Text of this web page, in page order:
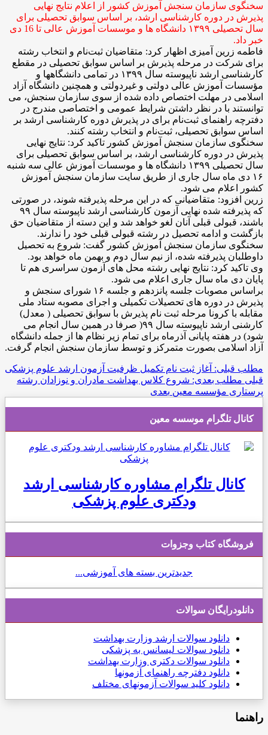
سخنگوی سازمان سنجش آموزش کشور از اعلام نتایج نهایی
پذیرش در دوره کارشناسی ارشد، بر اساس سوابق تحصیلی برای
سال تحصیلی ۱۳۹۹ دانشگاه ها و موسسات آموزش عالی تا 16 دی
خبر داد.
فاطمه زرین آمیزی اظهار کرد: متقاضیان ثبت‌نام و انتخاب رشته
برای شرکت در مرحله پذیرش بر اساس سوابق تحصیلی در مقطع
کارشناسی ارشد ناپیوسته سال ۱۳۹۹ در تمامی دانشگاهها و
مؤسسات آموزش عالی دولتی و غیردولتی و همچنین دانشگاه آزاد
اسلامی در مهلت اختصاص داده شده از سوی سازمان سنجش، می
توانستند با در نظر داشتن شرایط عمومی و اختصاصی مندرج در
دفترچه راهنمای ثبت‌نام برای در پذیرش دوره کارشناسی ارشد بر
اساس سوابق تحصیلی، ثبت‌نام و انتخاب رشته کنند.
سخنگوی سازمان سنجش آموزش کشور تاکید کرد: نتایج نهایی
پذیرش در دوره کارشناسی ارشد، بر اساس سوابق تحصیلی برای
سال تحصیلی ۱۳۹۹ دانشگاه ها و موسسات آموزش عالی سه شنبه
۱۶ دی ماه سال جاری از طریق سایت سازمان سنجش آموزش
کشور اعلام می شود.
زرین افزود: متقاضیانی که در این مرحله پذیرفته شوند، در صورتی
که پذیرفته شده نهایی آزمون کارشناسی ارشد ناپیوسته سال ۹۹
باشند، قبولی قبلی آنان لغو خواهد شد و این دسته از متقاضیان حق
بازگشت و ادامه تحصیل در رشته قبولی قبلی خود را ندارند.
سخنگوی سازمان سنجش آموزش کشور گفت: شروع به تحصیل
داوطلبان پذیرفته شده، از نیم سال دوم و بهمن ماه خواهد بود.
وی تاکید کرد: نتایج نهایی رشته محل های آزمون سراسری هم تا
پایان دی ماه سال جاری اعلام می شود.
براساس مصوبات جلسه پانزدهم و جلسه ۱۶ شورای سنجش و
پذیرش در دوره های تحصیلات تکمیلی و اجرای مصوبه ستاد ملی
مقابله با کرونا مرحله ثبت نام پذیرش با سوابق تحصیلی ( معدل)
کارشنی ارشد ناپیوسته سال ۹۹( صرفا در همین سال انجام می
شود) در هفته پایانی آذرماه برای تمام زیر نظام ها از جمله دانشگاه
آزاد اسلامی بصورت متمرکز و توسط سازمان سنجش انجام گرفت.
مطلب قبلی: آغاز ثبت نام تکمیل ظرفیت آزمون ارشد علوم پزشکی
قبلی مطلب بعدی: شروع کلاس بهداشت مادران و نوزادان رشته
پرستاری مؤسسه معین بعدی
کانال تلگرام موسسه معین
کانال تلگرام مشاوره کارشناسی ارشد
ودکتری علوم پزشکی
فروشگاه کتاب وجزوات
جدیدترین بسته های آموزشی...
دانلودرایگان سوالات
دانلود سوالات ارشد وزارت بهداشت
دانلود سوالات لیسانس به پزشکی
دانلود سوالات دکتری وزارت بهداشت
دانلود دفترچه راهنمای آزمونها
دانلود کلید سوالات آزمونهای مختلف
راهنما